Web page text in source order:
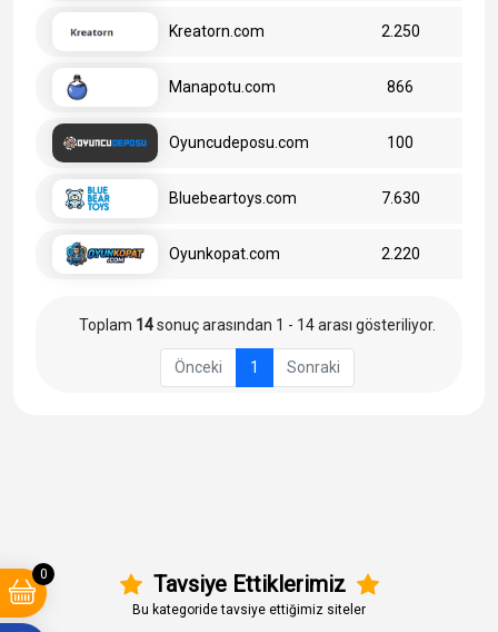
0
Kreatorn.com 2.250
Manapotu.com 866
Oyuncudeposu.com 100
Bluebeartoys.com 7.630
Oyunkopat.com 2.220
Toplam 14sonuç arasından 1 - 14 arası gösteriliyor.
Önceki 1 Sonraki
Tavsiye Ettiklerimiz
Bu kategoride tavsiye ettiğimiz siteler